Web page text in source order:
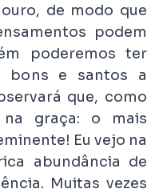
de modo que
podem
poderemos ter
bons e santos a
que, como
graça: o mais
Eu vejo na
abundância de
Muitas vezes